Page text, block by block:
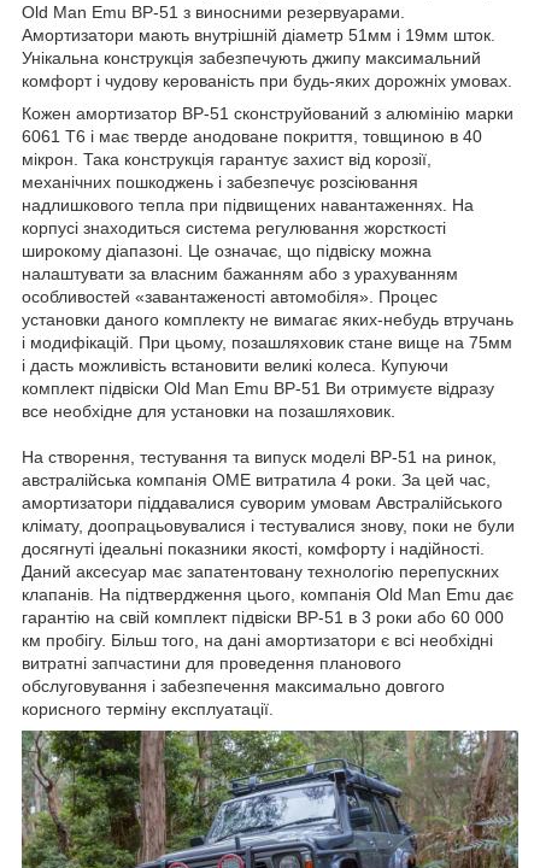
Old Man Emu BP-51 з виносними резервуарами.
Амортизатори мають внутрішній діаметр 51мм і 19мм шток.
Унікальна конструкція забезпечують джипу максимальний
комфорт і чудову керованість при будь-яких дорожніх умовах.
Кожен амортизатор BP-51 сконструйований з алюмінію марки
6061 Т6 і має тверде анодоване покриття, товщиною в 40
мікрон. Така конструкція гарантує захист від корозії,
механічних пошкоджень і забезпечує розсіювання
надлишкового тепла при підвищених навантаженнях. На
корпусі знаходиться система регулювання жорсткості
широкому діапазоні. Це означає, що підвіску можна
налаштувати за власним бажанням або з урахуванням
особливостей «завантаженості автомобіля». Процес
установки даного комплекту не вимагає яких-небудь втручань
і модифікацій. При цьому, позашляховик стане вище на 75мм
і дасть можливість встановити великі колеса. Купуючи
комплект підвіски Old Man Emu BP-51 Ви отримуєте відразу
все необхідне для установки на позашляховик.
На створення, тестування та випуск моделі BP-51 на ринок,
австралійська компанія OME витратила 4 роки. За цей час,
амортизатори піддавалися суворим умовам Австралійського
клімату, доопрацьовувалися і тестувалися знову, поки не були
досягнуті ідеальні показники якості, комфорту і надійності.
Даний аксесуар має запатентовану технологію перепускних
клапанів. На підтвердження цього, компанія Old Man Emu дає
гарантію на свій комплект підвіски BP-51 в 3 роки або 60 000
км пробігу. Більш того, на дані амортизатори є всі необхідні
витратні запчастини для проведення планового
обслуговування і забезпечення максимально довгого
корисного терміну експлуатації.